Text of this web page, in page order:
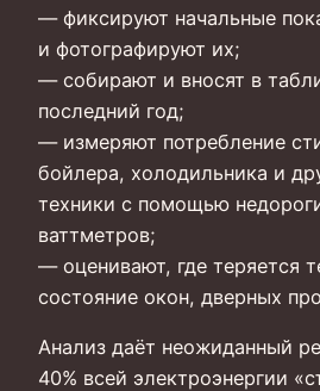
— фиксируют начальные
и фотографируют их;
— собирают и вносят в
последний год;
— измеряют потребление
бойлера, холодильника и
техники с помощью
ваттметров;
— оценивают, где теряется
состояние окон, дверных
Анализ даёт неожиданный
40% всей электроэнергии